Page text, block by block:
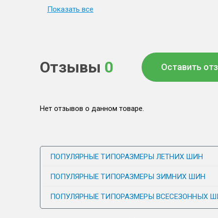
Показать все
Отзывы 0 Оставить
Нет отзывов о данном товаре.
ПОПУЛЯРНЫЕ ТИПОРАЗМЕРЫ ЛЕТНИХ ШИН
ПОПУЛЯРНЫЕ ТИПОРАЗМЕРЫ ЗИМНИХ ШИН
ПОПУЛЯРНЫЕ ТИПОРАЗМЕРЫ ВСЕСЕЗОННЫХ